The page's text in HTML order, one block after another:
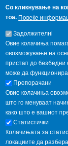
ГАЛЕРИЈА
Со кликнување на
тоа. Повеќе
Задолжителнi
Овие колачиња
овозможување на
пристап до безбедни
може да
Препорачани
Овие колачиња
што го менуваат
како што е вашиот
Статистички
Колачињата за
локациите да